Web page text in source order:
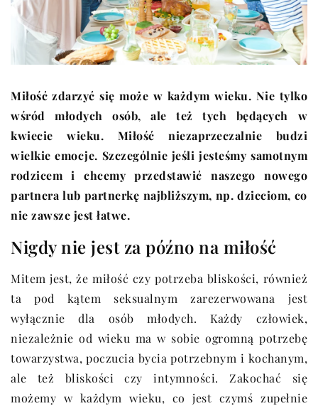
Miłość zdarzyć się może w każdym wieku. Nie tylko
wśród młodych osób, ale też tych będących w
kwiecie wieku. Miłość niezaprzeczalnie budzi
wielkie emocje. Szczególnie jeśli jesteśmy samotnym
rodzicem i chcemy przedstawić naszego nowego
partnera lub partnerkę najbliższym, np. dzieciom, co
nie zawsze jest łatwe.
Nigdy nie jest za późno na miłość
Mitem jest, że miłość czy potrzeba bliskości, również
ta pod kątem seksualnym zarezerwowana jest
wyłącznie dla osób młodych. Każdy człowiek,
niezależnie od wieku ma w sobie ogromną potrzebę
towarzystwa, poczucia bycia potrzebnym i kochanym,
ale też bliskości czy intymności. Zakochać się
możemy w każdym wieku, co jest czymś zupełnie